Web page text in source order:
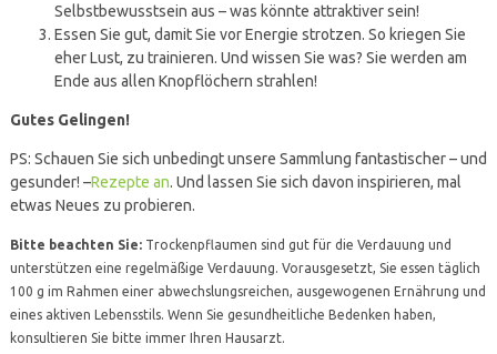
Selbstbewusstsein aus – was könnte attraktiver sein!
Essen Sie gut, damit Sie vor Energie strotzen. So kriegen Sie
eher Lust, zu trainieren. Und wissen Sie was? Sie werden am
Ende aus allen Knopflöchern strahlen!
Gutes Gelingen!
PS: Schauen Sie sich unbedingt unsere Sammlung fantastischer – und
gesunder! –Rezepte an. Und lassen Sie sich davon inspirieren, mal
etwas Neues zu probieren.
Bitte beachten Sie: Trockenpflaumen sind gut für die Verdauung und
unterstützen eine regelmäßige Verdauung. Vorausgesetzt, Sie essen täglich
100 g im Rahmen einer abwechslungsreichen, ausgewogenen Ernährung und
eines aktiven Lebensstils. Wenn Sie gesundheitliche Bedenken haben,
konsultieren Sie bitte immer Ihren Hausarzt.